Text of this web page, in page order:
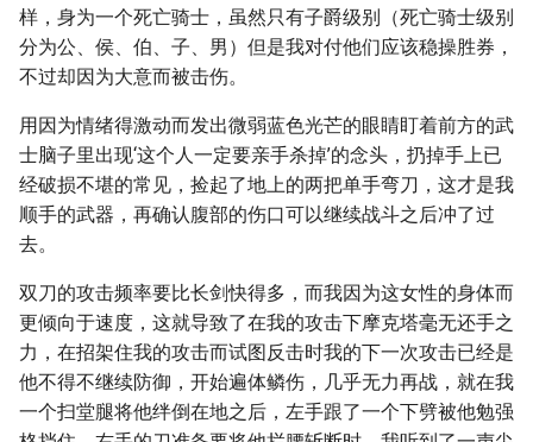
样，身为一个死亡骑士，虽然只有子爵级别（死亡骑士级别
分为公、侯、伯、子、男）但是我对付他们应该稳操胜券，
不过却因为大意而被击伤。
用因为情绪得激动而发出微弱蓝色光芒的眼睛盯着前方的武
士脑子里出现‘这个人一定要亲手杀掉’的念头，扔掉手上已
经破损不堪的常见，捡起了地上的两把单手弯刀，这才是我
顺手的武器，再确认腹部的伤口可以继续战斗之后冲了过
去。
双刀的攻击频率要比长剑快得多，而我因为这女性的身体而
更倾向于速度，这就导致了在我的攻击下摩克塔毫无还手之
力，在招架住我的攻击而试图反击时我的下一次攻击已经是
他不得不继续防御，开始遍体鳞伤，几乎无力再战，就在我
一个扫堂腿将他绊倒在地之后，左手跟了一个下劈被他勉强